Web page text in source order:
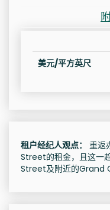
美元/平方英尺
租户经纪人观点：
重返
Street的租金，且这一
Street及附近的Grand